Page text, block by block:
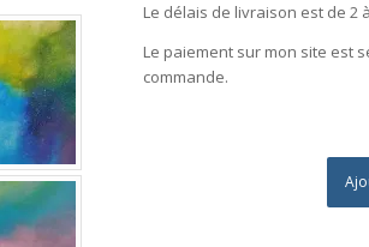
Le délais de livraison est de 2
Le paiement sur mon site est
commande.